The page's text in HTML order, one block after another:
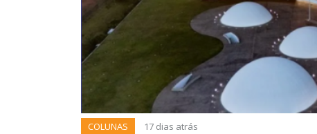
COLUNAS 17 dias atrás